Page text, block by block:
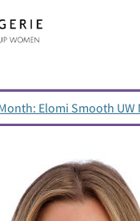
Elomi Smooth UW